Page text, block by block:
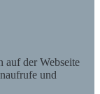
auf der Webseite
und